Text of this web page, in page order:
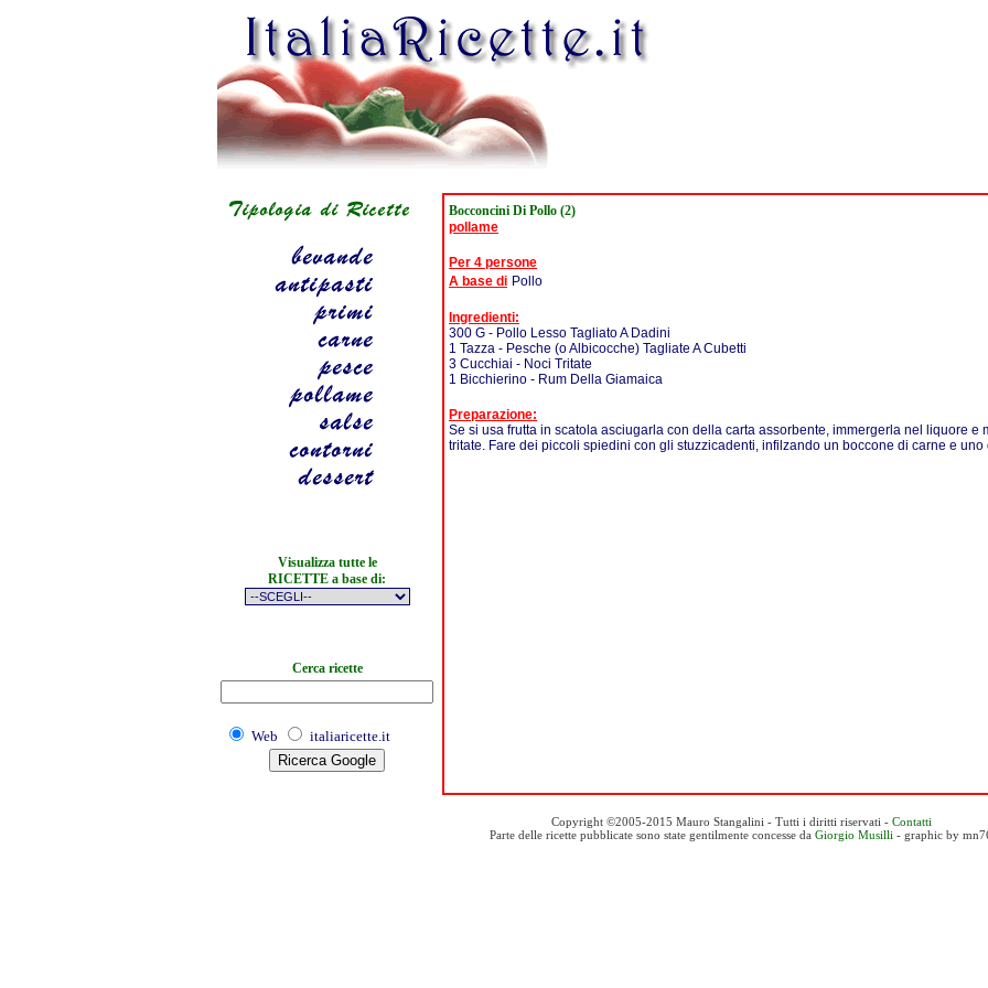
Visualizza tutte le
RICETTE a base di:
Cerca ricette
Web italiaricette.it
Bocconcini Di Pollo (2)
pollame
Per 4 persone
A base di Pollo
Ingredienti:
300 G - Pollo Lesso Tagliato A Dadini
1 Tazza - Pesche (o Albicocche) Tagliate A Cubetti
3 Cucchiai - Noci Tritate
1 Bicchierino - Rum Della Giamaica
Preparazione:
Se si usa frutta in scatola asciugarla con della carta assorbente, immergerla nel liquore e
tritate. Fare dei piccoli spiedini con gli stuzzicadenti, infilzando un boccone di carne e uno
Copyright ©2005-2015 Mauro Stangalini - Tutti i diritti riservati - Contatti
Parte delle ricette pubblicate sono state gentilmente concesse da Giorgio Musilli - graphic by